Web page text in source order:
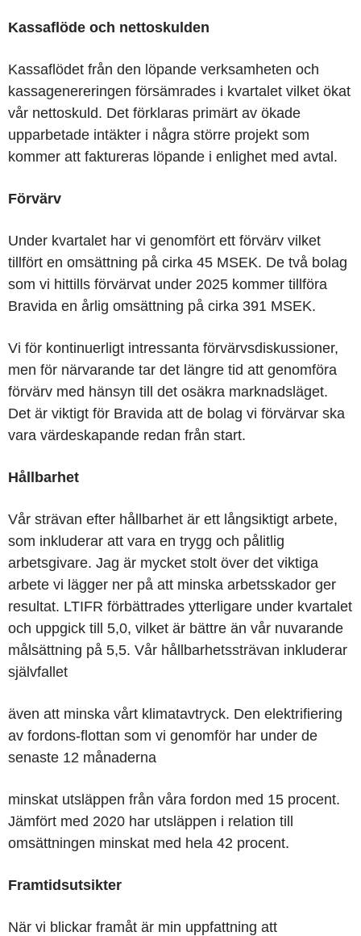
Kassaflöde och nettoskulden
Kassaflödet från den löpande verksamheten och
kassagenereringen försämrades i kvartalet vilket ökat
vår nettoskuld. Det förklaras primärt av ökade
upparbetade intäkter i några större projekt som
kommer att faktureras löpande i enlighet med avtal.
Förvärv
Under kvartalet har vi genomfört ett förvärv vilket
tillfört en omsättning på cirka 45 MSEK. De två bolag
som vi hittills förvärvat under 2025 kommer tillföra
Bravida en årlig omsättning på cirka 391 MSEK.
Vi för kontinuerligt intressanta förvärvsdiskussioner,
men för närvarande tar det längre tid att genomföra
förvärv med hänsyn till det osäkra marknadsläget.
Det är viktigt för Bravida att de bolag vi förvärvar ska
vara värdeskapande redan från start.
Hållbarhet
Vår strävan efter hållbarhet är ett långsiktigt arbete,
som inkluderar att vara en trygg och pålitlig
arbetsgivare. Jag är mycket stolt över det viktiga
arbete vi lägger ner på att minska arbetsskador ger
resultat. LTIFR förbättrades ytterligare under kvartalet
och uppgick till 5,0, vilket är bättre än vår nuvarande
målsättning på 5,5. Vår hållbarhetssträvan inkluderar
självfallet
även att minska vårt klimatavtryck. Den elektrifiering
av fordons-flottan som vi genomför har under de
senaste 12 månaderna
minskat utsläppen från våra fordon med 15 procent.
Jämfört med 2020 har utsläppen i relation till
omsättningen minskat med hela 42 procent.
Framtidsutsikter
När vi blickar framåt är min uppfattning att